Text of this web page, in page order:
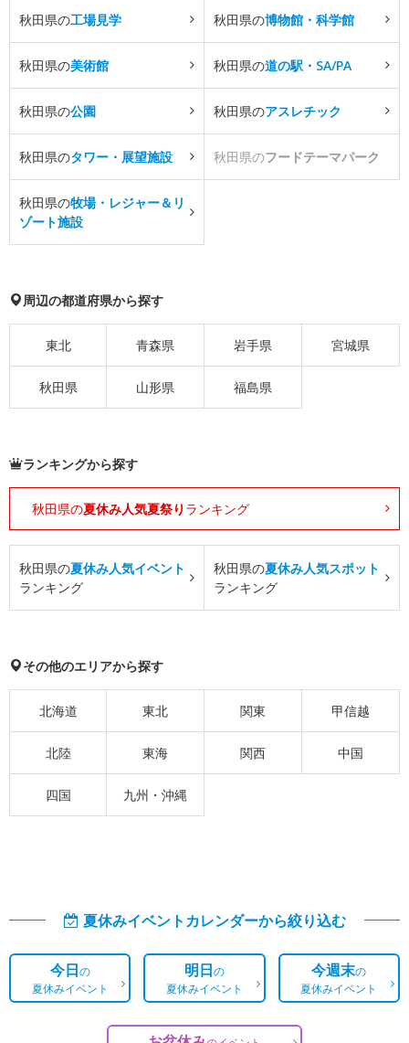
秋田県の工場見学 秋田県の博物館・科学館
秋田県の美術館 秋田県の道の駅・SA/PA
秋田県の公園 秋田県のアスレチック
秋田県のタワー・展望施設 秋田県のフードテーマパーク
秋田県の牧場・レジャー＆リ
ゾート施設
周辺の都道府県から探す
東北 青森県 岩手県 宮城県
秋田県 山形県 福島県
ランキングから探す
秋田県の夏休み人気夏祭り ランキング
秋田県の夏休み人気イベント
ランキング
秋田県の夏休み人気スポット
ランキング
その他のエリアから探す
北海道 東北 関東 甲信越
北陸 東海 関西 中国
四国 九州・沖縄
夏休みイベントカレンダーから絞り込む
今日の
夏休みイベント
明日の
夏休みイベント
今週末の
夏休みイベント